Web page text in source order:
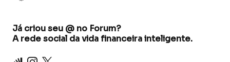
Já criou seu @ no Forum?
A rede social da vida financeira inteligente.
Inter Instagram
X